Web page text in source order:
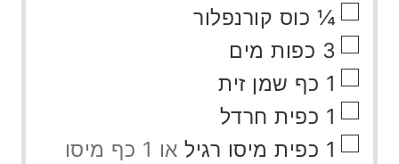
▢
¼ כוס קורנפלור
▢
3 כפות מים
▢
1 כף שמן זית
▢
1 כפית חרדל
▢
1 כפית מיסו רגיל
או 1 כף מיסו